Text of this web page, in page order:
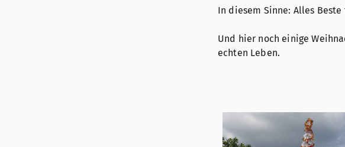
In diesem Sinne: Alles
Und hier noch einige
echten Leben.